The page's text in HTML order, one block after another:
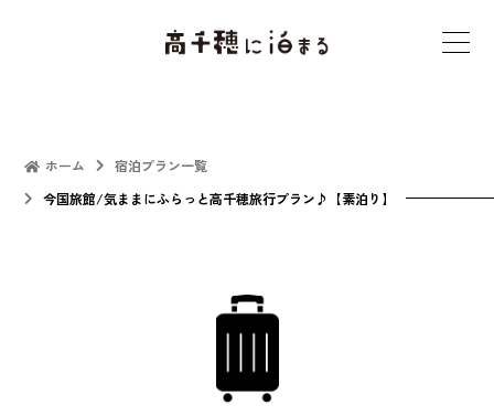
t
e
ホーム
宿泊プラン一覧
今国旅館/気ままにふらっと高千穂旅行プラン♪【素泊り】